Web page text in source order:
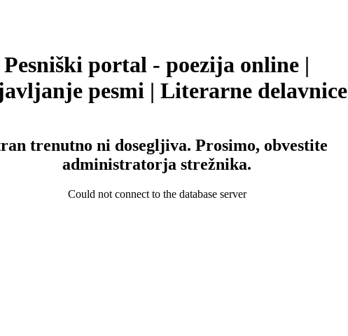
Pesniški portal - poezija online |
pesmi | Literarne delavnice
trenutno ni dosegljiva. Prosimo, obvestite
administratorja strežnika.
Could not connect to the database server